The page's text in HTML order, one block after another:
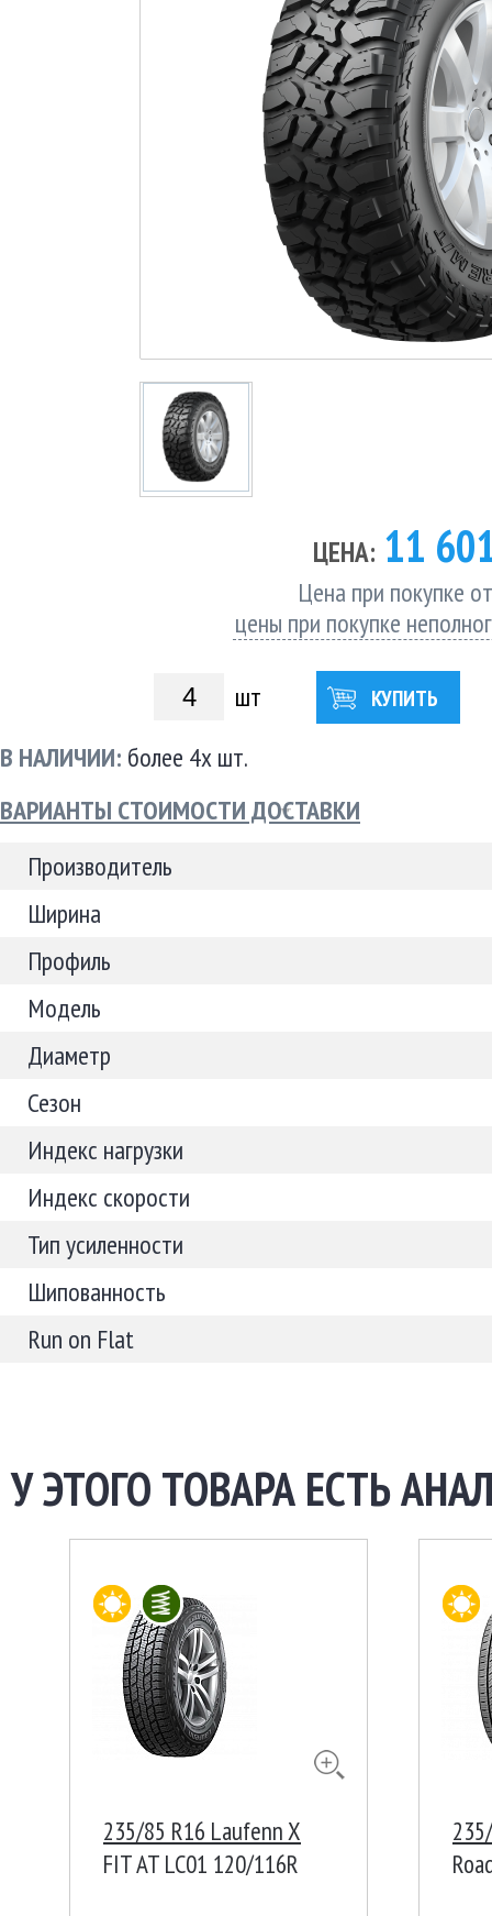
ЦЕНА: 11
Цена при покупке
цены при покупке
шт КУПИТЬ
В НАЛИЧИИ: более 4х шт.
ВАРИАНТЫ СТОИМОСТИ ДОСТАВКИ
Производитель
Ширина
Профиль
Модель
Диаметр
Сезон
Индекс нагрузки
Индекс скорости
Тип усиленности
Шипованность
Run on Flat
У ЭТОГО ТОВАРА ЕСТЬ
235/85 R16 Laufenn X
FIT AT LC01 120/116R